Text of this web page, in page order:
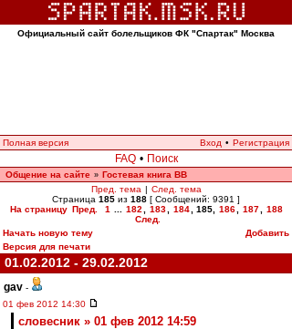
Официальный сайт болельщиков ФК "Спартак" Москва
Полная версия Вход • Регистрация
FAQ • Поиск
Общение на сайте » Гостевая книга ВВ
Пред. тема | След. тема
Страница 185 из 188 [ Сообщений: 9391 ]
На страницу Пред. 1 182 183 184 185, 186 187
188
След.
Начать новую тему
Добавить
Версия для печати
01.02.2012 - 29.02.2012
gav -
01 фев 2012 14:30
словесник » 01 фев 2012 14:59